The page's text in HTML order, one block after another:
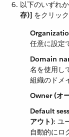
以下のいずれ
存)] をクリッ
任意に設定
Domain
名を使用し
組織のドメ
Owner (オ
Default
アウト)​: ユ
自動的にロ